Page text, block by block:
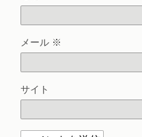
メール ※
サイト